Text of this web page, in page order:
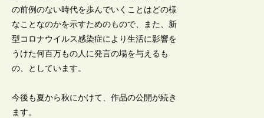
の前例のない時代を歩んでいくことはどの様
なことなのかを示すためのもので、また、新
型コロナウイルス感染症により生活に影響を
うけた何百万もの人に発言の場を与えるも
の、としています。
今後も夏から秋にかけて、作品の公開が続き
ます。